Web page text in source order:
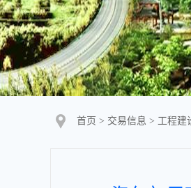
首页 > 交易信息 > 工程建